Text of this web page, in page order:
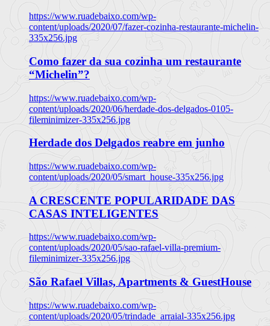
https://www.ruadebaixo.com/wp-
content/uploads/2020/07/fazer-cozinha-restaurante-michelin-
335x256.jpg
Como fazer da sua cozinha um restaurante
“Michelin”?
https://www.ruadebaixo.com/wp-
content/uploads/2020/06/herdade-dos-delgados-0105-
fileminimizer-335x256.jpg
Herdade dos Delgados reabre em junho
https://www.ruadebaixo.com/wp-
content/uploads/2020/05/smart_house-335x256.jpg
A CRESCENTE POPULARIDADE DAS
CASAS INTELIGENTES
https://www.ruadebaixo.com/wp-
content/uploads/2020/05/sao-rafael-villa-premium-
fileminimizer-335x256.jpg
São Rafael Villas, Apartments & GuestHouse
https://www.ruadebaixo.com/wp-
content/uploads/2020/05/trindade_arraial-335x256.jpg